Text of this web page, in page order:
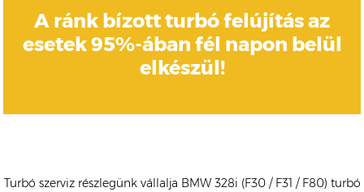
A ránk bízott turbó felújítás az
esetek 95%-ában fél napon belül
elkészül!
Turbó szerviz részlegünk vállalja BMW 328i (F30 / F31 / F80) turbó